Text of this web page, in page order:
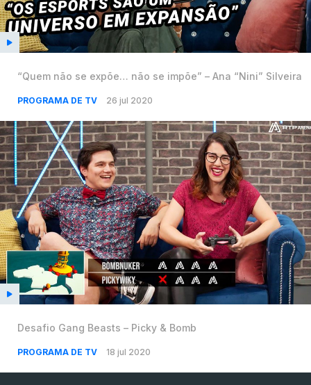
“Quem não se expõe… não se impõe” – Ana “Nini” Silveira
PROGRAMA DE TV 26 jul 2020
Desafio Gang Beasts – Picky & Bomb
PROGRAMA DE TV 18 jul 2020